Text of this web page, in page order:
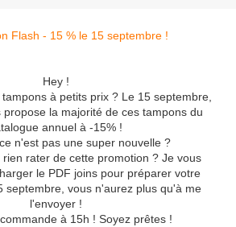
Hey !
à petits prix ? Le 15 septembre,
propose la majorité de ces tampons du
annuel à -15% !
n'est pas une super nouvelle ?
rater de cette promotion ? Je vous
le PDF joins pour préparer votre
septembre, vous n'aurez plus qu'à me
l'envoyer !
à 15h ! Soyez prêtes !